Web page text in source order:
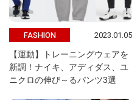
FASHION 2023.01.05
【運動】トレーニングウェアを
新調！ナイキ、アディダス、ユ
ニクロの伸び～るパンツ3選